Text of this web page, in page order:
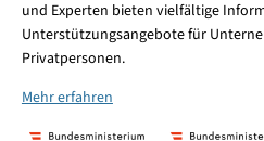
und Experten bieten vielfältige
Unterstützungsangebote für
Privatpersonen.
Mehr erfahren